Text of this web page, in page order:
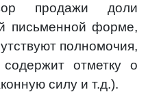
продажи доли
письменной форме,
полномочия,
отметку о
силу и т.д.).